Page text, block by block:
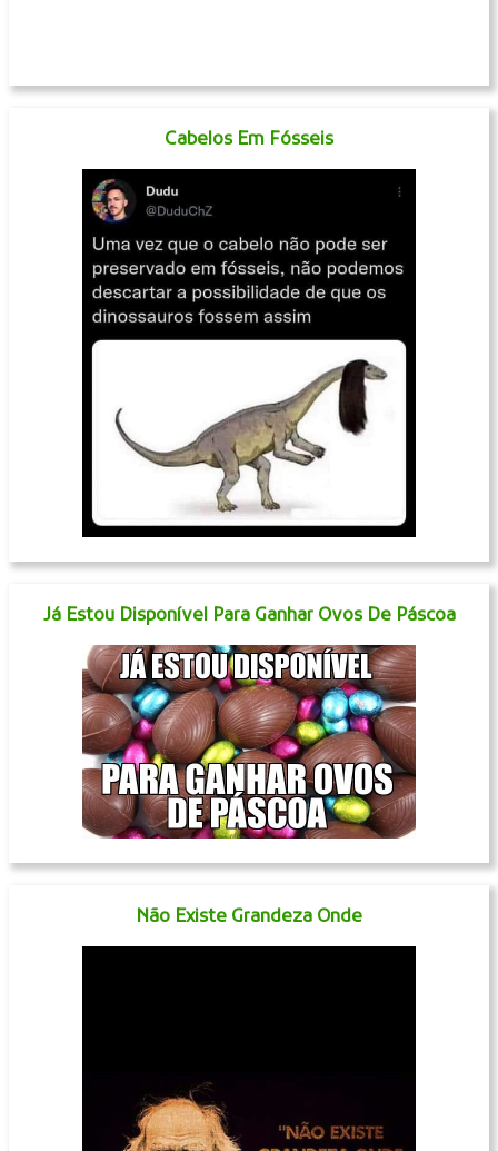
Cabelos Em Fósseis
Já Estou Disponível Para Ganhar Ovos De Páscoa
Não Existe Grandeza Onde